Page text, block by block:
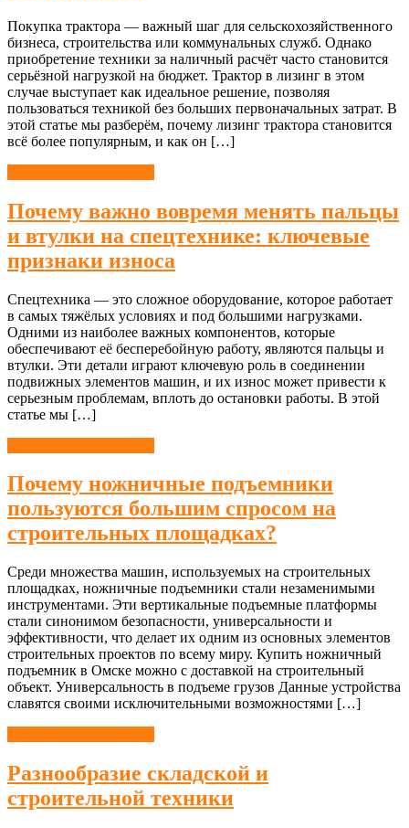
Покупка трактора — важный шаг для сельскохозяйственного
бизнеса, строительства или коммунальных служб. Однако
приобретение техники за наличный расчёт часто становится
серьёзной нагрузкой на бюджет. Трактор в лизинг в этом
случае выступает как идеальное решение, позволяя
пользоваться техникой без больших первоначальных затрат. В
этой статье мы разберём, почему лизинг трактора становится
всё более популярным, и как он […]
Почему важно вовремя менять пальцы
и втулки на спецтехнике: ключевые
признаки износа
Спецтехника — это сложное оборудование, которое работает
в самых тяжёлых условиях и под большими нагрузками.
Одними из наиболее важных компонентов, которые
обеспечивают её бесперебойную работу, являются пальцы и
втулки. Эти детали играют ключевую роль в соединении
подвижных элементов машин, и их износ может привести к
серьезным проблемам, вплоть до остановки работы. В этой
статье мы […]
Почему ножничные подъемники
пользуются большим спросом на
строительных площадках?
Среди множества машин, используемых на строительных
площадках, ножничные подъемники стали незаменимыми
инструментами. Эти вертикальные подъемные платформы
стали синонимом безопасности, универсальности и
эффективности, что делает их одним из основных элементов
строительных проектов по всему миру. Купить ножничный
подъемник в Омске можно с доставкой на строительный
объект. Универсальность в подъеме грузов Данные устройства
славятся своими исключительными возможностями […]
Разнообразие складской и
строительной техники